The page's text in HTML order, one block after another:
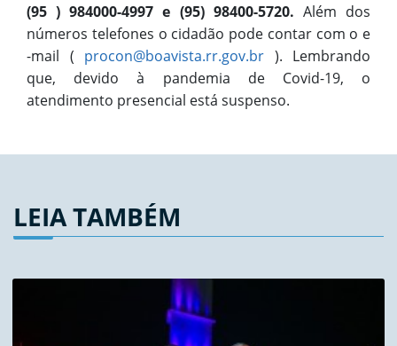
(95) 984000-4997 e (95) 98400-5720. Além dos
números telefones o cidadão pode contar com o e
-mail ( procon@boavista.rr.gov.br ). Lembrando
que, devido à pandemia de Covid-19, o
atendimento presencial está suspenso.
LEIA TAMBÉM